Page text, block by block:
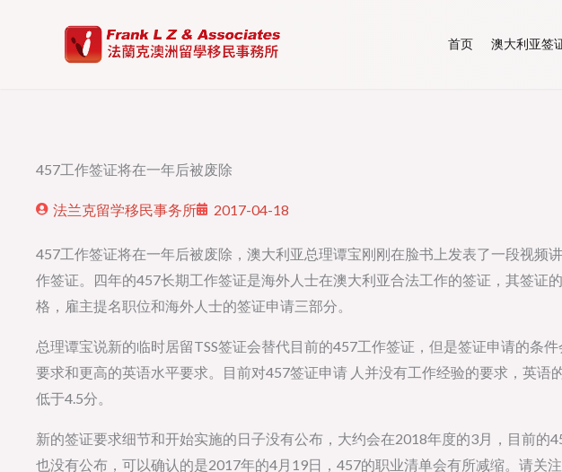
首页 澳大利亚签
457工作签证将在一年后被废除
法兰克留学移民事务所 2017-04-18
457工作签证将在一年后被废除，澳大利亚总理谭宝刚刚在脸书上发表了一段视频
作签证。四年的457长期工作签证是海外人士在澳大利亚合法工作的签证，其签证
格，雇主提名职位和海外人士的签证申请三部分。
总理谭宝说新的临时居留TSS签证会替代目前的457工作签证，但是签证申请的条
要求和更高的英语水平要求。目前对457签证申请 人并没有工作经验的要求，英语
低于4.5分。
新的签证要求细节和开始实施的日子没有公布，大约会在2018年度的3月，目前的
也没有公布，可以确认的是2017年的4月19日，457的职业清单会有所减缩。请关